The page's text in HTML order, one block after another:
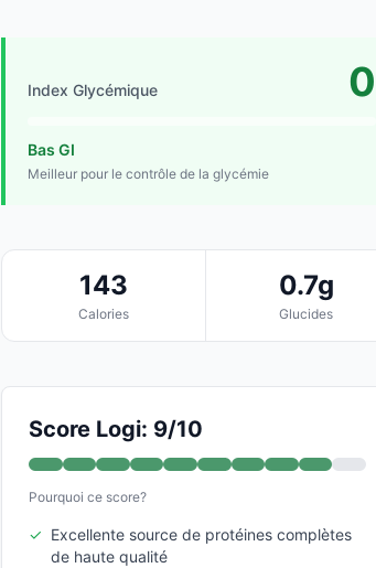
Index Glycémique 0
Bas GI
Meilleur pour le contrôle de la glycémie
143
Calories
0.7g
Glucides
Score Logi: 9/10
Pourquoi ce score?
✓ Excellente source de protéines complètes
de haute qualité